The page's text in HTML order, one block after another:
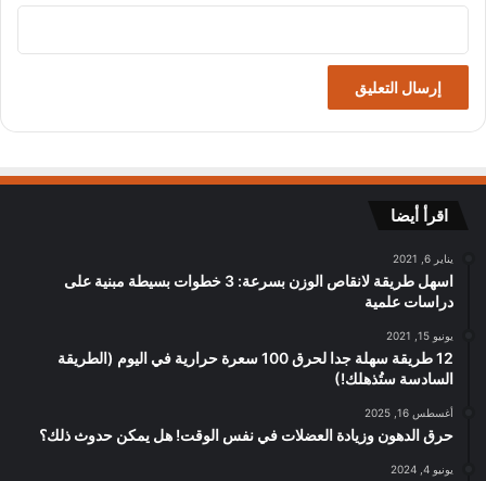
اقرأ أيضا
يناير 6, 2021
اسهل طريقة لانقاص الوزن بسرعة: 3 خطوات بسيطة مبنية على
دراسات علمية
يونيو 15, 2021
12 طريقة سهلة جدا لحرق 100 سعرة حرارية في اليوم (الطريقة
السادسة ستُذهلك!)
أغسطس 16, 2025
حرق الدهون وزيادة العضلات في نفس الوقت! هل يمكن حدوث ذلك؟
يونيو 4, 2024